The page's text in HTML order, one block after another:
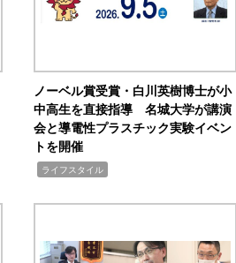
ノーベル賞受賞・白川英樹博士が小
中高生を直接指導 名城大学が講演
会と導電性プラスチック実験イベン
トを開催
ライフスタイル